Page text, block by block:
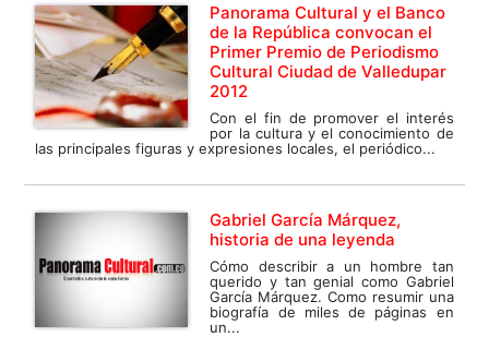
Panorama Cultural y el Banco
de la República convocan el
Primer Premio de Periodismo
Cultural Ciudad de Valledupar
2012
Con el fin de promover el interés
por la cultura y el conocimiento de
las principales figuras y expresiones locales, el periódico...
Gabriel García Márquez,
historia de una leyenda
Cómo describir a un hombre tan
querido y tan genial como Gabriel
García Márquez. Como resumir una
biografía de miles de páginas en
un...